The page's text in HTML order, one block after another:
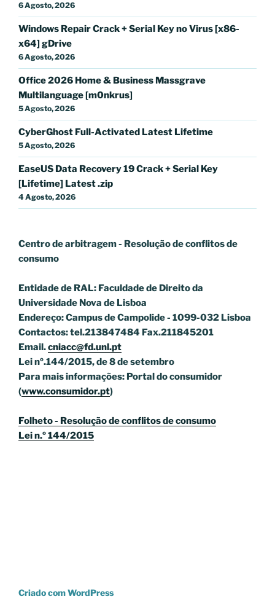
6 Agosto, 2026
Windows Repair Crack + Serial Key no Virus [x86-
x64] gDrive
6 Agosto, 2026
Office 2026 Home & Business Massgrave
Multilanguage [m0nkrus]
5 Agosto, 2026
CyberGhost Full-Activated Latest Lifetime
5 Agosto, 2026
EaseUS Data Recovery 19 Crack + Serial Key
[Lifetime] Latest .zip
4 Agosto, 2026
Centro de arbitragem - Resolução de conflitosde
consumo
Entidade de RAL: Faculdade de Direito da
Universidade Nova de Lisboa
Endereço: Campus de Campolide - 1099-032 Lisboa
Contactos: tel.213847484 Fax.211845201
Email.cniacc@fd.unl.pt
Lei nº.144/2015, de 8 de setembro
Para mais informações: Portal do consumidor
(www.consumidor.pt)
Folheto - Resolução de conflitos de consumo
Lei n.º 144/2015
Criado com WordPress